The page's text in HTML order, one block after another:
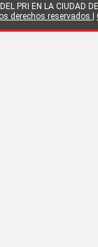
PRI EN LA CIUDAD
derechos reservados